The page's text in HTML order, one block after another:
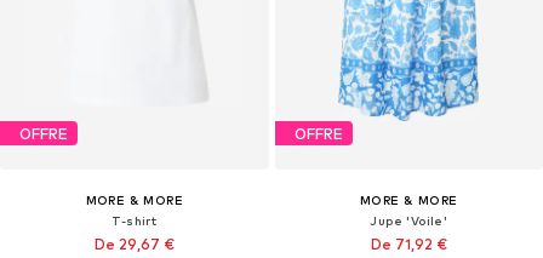
OFFRE
MORE & MORE
T-shirt
De 29,67 €
OFFRE
MORE & MORE
Jupe 'Voile'
De 71,92 €